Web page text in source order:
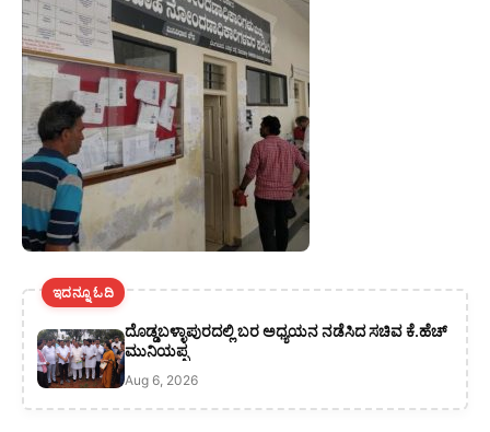
ಇದನ್ನೂ ಓದಿ
ದೊಡ್ಡಬಳ್ಳಾಪುರದಲ್ಲಿ ಬರ ಅಧ್ಯಯನ ನಡೆಸಿದ ಸಚಿವ ಕೆ.ಹೆಚ್
ಮುನಿಯಪ್ಪ
Aug 6, 2026